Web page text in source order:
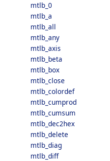
mtlb_0
mtlb_a
mtlb_all
mtlb_any
mtlb_axis
mtlb_beta
mtlb_box
mtlb_close
mtlb_colordef
mtlb_cumprod
mtlb_cumsum
mtlb_dec2hex
mtlb_delete
mtlb_diag
mtlb_diff